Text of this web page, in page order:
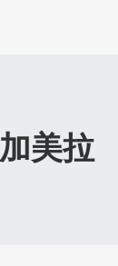
加美拉